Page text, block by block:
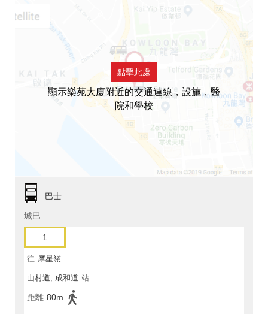
點擊此處
顯示樂苑大廈附近的交通連線，設施，醫
院和學校
巴士
城巴
1
往 摩星嶺
山村道, 成和道 站
距離 80m